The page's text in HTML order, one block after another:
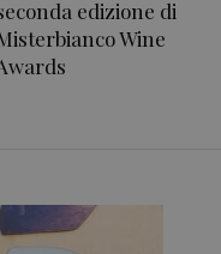
edizione di
Wine